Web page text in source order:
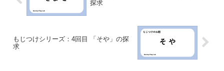
探求
もじつけシリーズ：4回目 「そや」の探
求